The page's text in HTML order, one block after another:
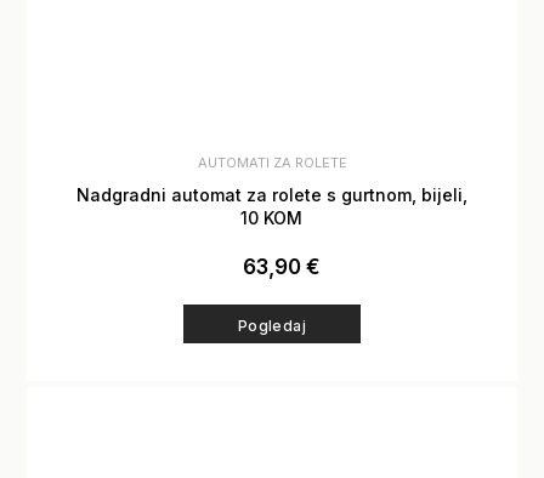
AUTOMATI ZA ROLETE
Nadgradni automat za rolete s gurtnom, bijeli,
10 KOM
63,90 €
Pogledaj